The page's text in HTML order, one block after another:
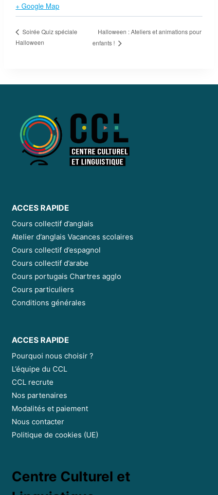
+ Google Map
Soirée Quiz spéciale
Halloween
Halloween : Ateliers et animations pour
enfants !
ACCES RAPIDE
Cours collectif d’anglais
Atelier d’anglais Vacances scolaires
Cours collectif d’espagnol
Cours collectif d’arabe
Cours portugais Chartres agglo
Cours particuliers
Conditions générales
ACCES RAPIDE
Pourquoi nous choisir ?
L’équipe du CCL
CCL recrute
Nos partenaires
Modalités et paiement
Nous contacter
Politique de cookies (UE)
Centre Culturel et